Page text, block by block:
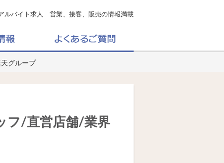
ルバイト求人 営業、接客、販売の情報満載
グループ
フ/直営店舗/業界